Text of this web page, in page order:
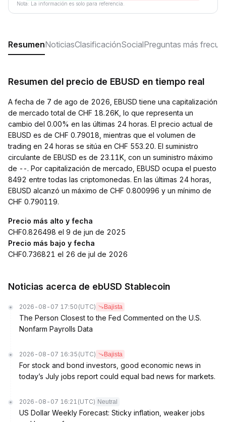
Nota: La información es solo para referencia.
ResumenNoticiasClasificaciónSocialPreguntas más
Resumen del precio de EBUSD en tiempo real
A fecha de 7 de ago de 2026, EBUSD tiene una capitalización
de mercado total de CHF 18.26K, lo que representa un
cambio del 0.00% en las últimas 24 horas. El precio actual de
EBUSD es de CHF 0.79018, mientras que el volumen de
trading en 24 horas se sitúa en CHF 553.20. El suministro
circulante de EBUSD es de 23.11K, con un suministro máximo
de --. Por capitalización de mercado, EBUSD ocupa el puesto
8492 entre todas las criptomonedas. En las últimas 24 horas,
EBUSD alcanzó un máximo de CHF 0.800996 y un mínimo de
CHF 0.790119.
Precio más alto y fecha
CHF0.826498 el 9 de jun de 2025
Precio más bajo y fecha
CHF0.736821 el 26 de jul de 2026
Noticias acerca de ebUSD Stablecoin
2026-08-07 17:50 (UTC) Bajista
The Person Closest to the Fed Commented on the U.S.
Nonfarm Payrolls Data
2026-08-07 16:35 (UTC) Bajista
For stock and bond investors, good economic news in
today’s July jobs report could equal bad news for markets.
2026-08-07 16:21 (UTC) Neutral
US Dollar Weekly Forecast: Sticky inflation, weaker jobs